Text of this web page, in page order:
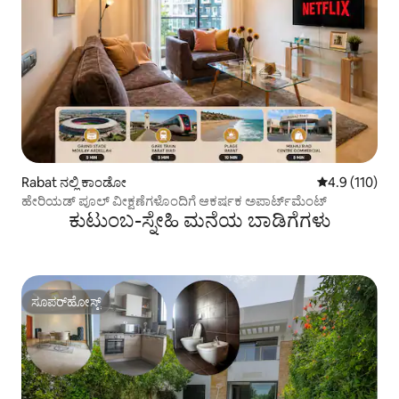
Rabat ನಲ್ಲಿ ಕಾಂಡೋ 5 ರಲ್ಲಿ 4.9
4.9 (110)
ಹೇರಿಯಡ್ ಪೂಲ್ ವೀಕ್ಷಣೆಗಳೊಂದಿಗೆ ಆಕರ್ಷಕ ಅಪಾರ್ಟ್‌ಮೆಂಟ್
ಕುಟುಂಬ-ಸ್ನೇಹಿ ಮನೆಯ ಬಾಡಿಗೆಗಳು
ಸೂಪರ್‌ಹೋಸ್ಟ್
ಸೂಪರ್‌ಹೋಸ್ಟ್